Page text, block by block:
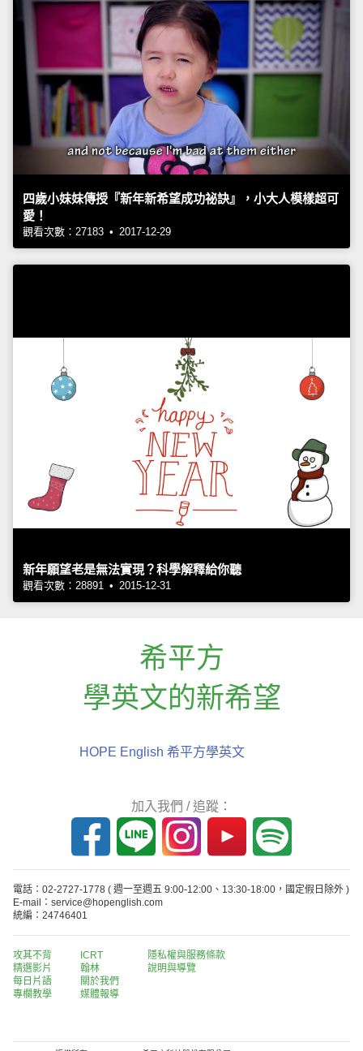
四歲小妹妹傳授『新年新希望成功祕訣』，小大人模樣超可
愛！
觀看次數：27183 • 2017-12-29
新年願望老是無法實現？科學解釋給你聽
觀看次數：28891 • 2015-12-31
希平方
學英文的新希望
HOPE English 希平方學英文
加入我們 / 追蹤：
電話：02-2727-1778 ( 週一至週五 9:00-12:00、13:30-18:00，國定假日除外 )
E-mail：service@hopenglish.com
統編：24746401
攻其不背
精選影片
每日片語
專欄教學
ICRT
翰林
關於我們
媒體報導
隱私權與服務條款
說明與導覽